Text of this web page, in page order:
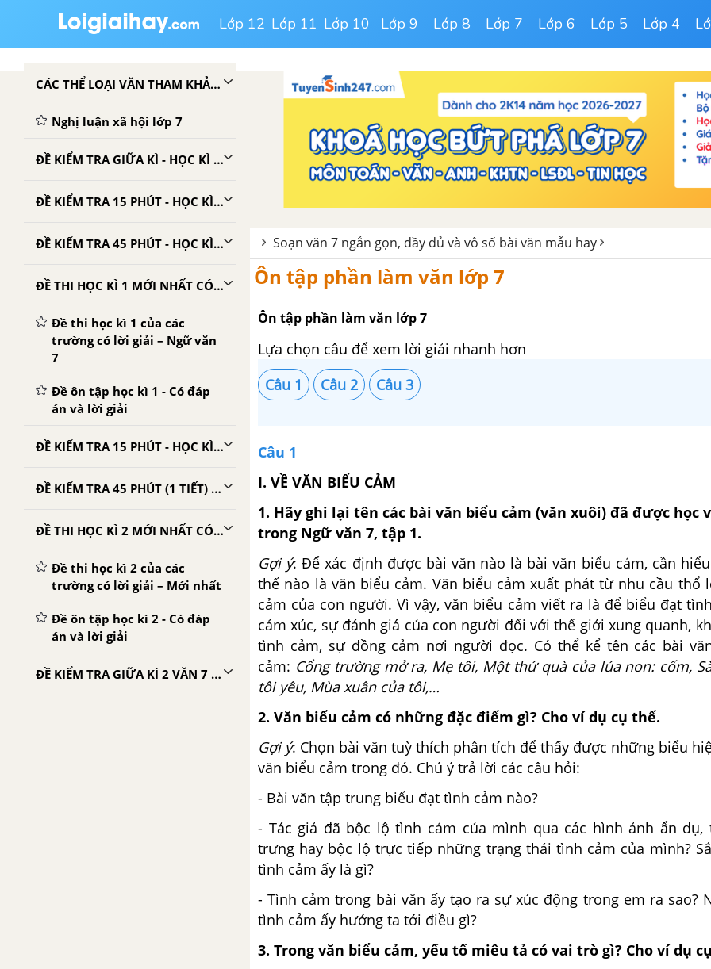
Lớp 12 Lớp 11 Lớp 10 Lớp 9 Lớp 8 Lớp 7 Lớp 6 Lớp 5 Lớp 4
CÁC THỂ LOẠI VĂN THAM KHẢO LỚP 7
Nghị luận xã hội lớp 7
ĐỀ KIỂM TRA GIỮA KÌ - HỌC KÌ 1 - NGỮ VĂN 7
ĐỀ KIỂM TRA 15 PHÚT - HỌC KÌ 1 - NGỮ VĂN 7
ĐỀ KIỂM TRA 45 PHÚT - HỌC KÌ 1 - NGỮ VĂN 7
ĐỀ THI HỌC KÌ 1 MỚI NHẤT CÓ LỜI GIẢI
Đề thi học kì 1 của các
trường có lời giải – Ngữ văn
7
Đề ôn tập học kì 1 - Có đáp
án và lời giải
ĐỀ KIỂM TRA 15 PHÚT - HỌC KÌ 2 - NGỮ VĂN 7
ĐỀ KIỂM TRA 45 PHÚT (1 TIẾT) - HỌC KÌ 2 - NGỮ VĂN 7
ĐỀ THI HỌC KÌ 2 MỚI NHẤT CÓ LỜI GIẢI
Đề thi học kì 2 của các
trường có lời giải – Mới nhất
Đề ôn tập học kì 2 - Có đáp
án và lời giải
ĐỀ KIỂM TRA GIỮA KÌ 2 VĂN 7 CÓ LỜI GIẢI CHI TIẾT
Soạn văn 7 ngắn gọn, đầy đủ và vô số bài văn mẫu hay
Ôn tập phần làm văn lớp 7
Ôn tập phần làm văn lớp 7
Lựa chọn câu để xem lời giải nhanh hơn
Câu 1
Câu 2 Câu 3
Câu 1
I. VỀ VĂN BIỂU CẢM
1. Hãy ghi lại tên các bài văn biểu cảm (văn xuôi) đã được học
trong Ngữ văn 7, tập 1.
Gợi ý: Để xác định được bài văn nào là bài văn biểu cảm, cần
thế nào là văn biểu cảm. Văn biểu cảm xuất phát từ nhu cầu thổ
cảm của con người. Vì vậy, văn biểu cảm viết ra là để biểu đạt
cảm xúc, sự đánh giá của con người đối với thế giới xung quanh,
tình cảm, sự đồng cảm nơi người đọc. Có thể kể tên các bài
cảm: Cổng trường mở ra, Mẹ tôi, Một thứ quà của lúa non: cốm,
tôi yêu, Mùa xuân của tôi,…
2. Văn biểu cảm có những đặc điểm gì? Cho ví dụ cụ thể.
Gợi ý: Chọn bài văn tuỳ thích phân tích để thấy được những biểu
văn biểu cảm trong đó. Chú ý trả lời các câu hỏi:
- Bài văn tập trung biểu đạt tình cảm nào?
- Tác giả đã bộc lộ tình cảm của mình qua các hình ảnh ẩn dụ,
trưng hay bộc lộ trực tiếp những trạng thái tình cảm của mình?
tình cảm ấy là gì?
- Tình cảm trong bài văn ấy tạo ra sự xúc động trong em ra sao?
tình cảm ấy hướng ta tới điều gì?
3. Trong văn biểu cảm, yếu tố miêu tả có vai trò gì? Cho ví dụ